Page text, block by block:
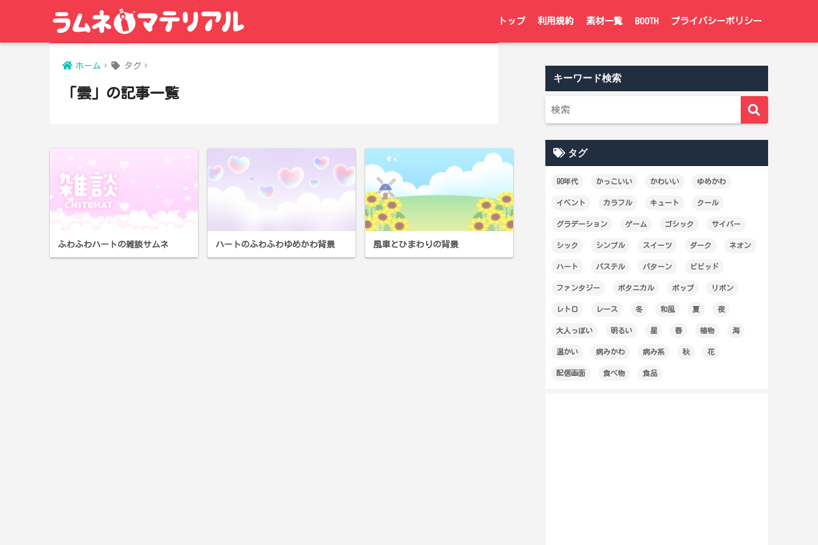
トップ 利用規約 素材一覧 BOOTH プライバシーポリシー
ホーム タグ
「雲」の記事一覧
ふわふわハートの雑談サムネ ハートのふわふわゆめかわ背景 風車とひまわりの背景
キーワード検索
タグ
90年代 かっこいい かわいい ゆめかわ
イベント カラフル キュート クール
グラデーション ゲーム ゴシック サイバー
シック シンプル スイーツ ダーク ネオン
ハート パステル パターン ビビッド
ファンタジー ボタニカル ポップ リボン
レトロ レース 冬 和風 夏 夜
大人っぽい 明るい 星 春 植物 海
温かい 病みかわ 病み系 秋 花
配信画面 食べ物 食品